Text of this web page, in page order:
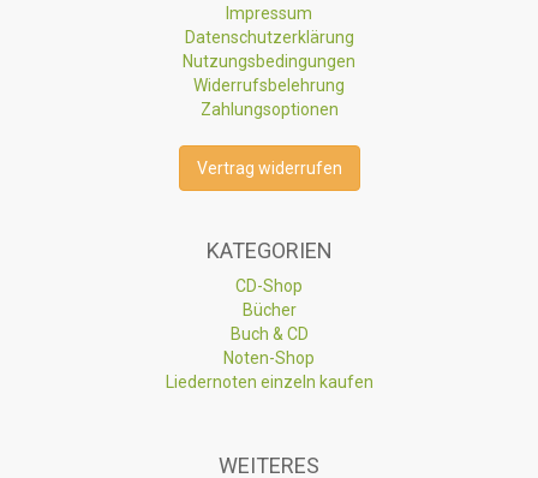
Impressum
Datenschutzerklärung
Nutzungsbedingungen
Widerrufsbelehrung
Zahlungsoptionen
Vertrag widerrufen
KATEGORIEN
CD-Shop
Bücher
Buch & CD
Noten-Shop
Liedernoten einzeln kaufen
WEITERES